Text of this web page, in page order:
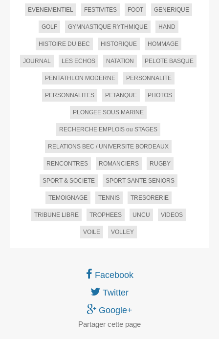
EVENEMENTIEL FESTIVITES FOOT GENERIQUE
GOLF GYMNASTIQUE RYTHMIQUE HAND
HISTOIRE DU BEC HISTORIQUE HOMMAGE
JOURNAL LES ECHOS NATATION PELOTE BASQUE
PENTATHLON MODERNE PERSONNALITE
PERSONNALITES PETANQUE PHOTOS
PLONGEE SOUS MARINE
RECHERCHE EMPLOIS ou STAGES
RELATIONS BEC / UNIVERSITE BORDEAUX
RENCONTRES ROMANCIERS RUGBY
SPORT & SOCIETE SPORT SANTE SENIORS
TEMOIGNAGE TENNIS TRESORERIE
TRIBUNE LIBRE TROPHEES UNCU VIDEOS
VOILE VOLLEY
Facebook
Twitter
Google+
Partager cette page